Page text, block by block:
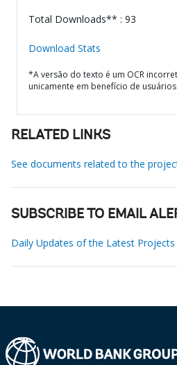
Total Downloads** : 93
Download Stats
*A versão do texto é um OCR
unicamente em benefício de
RELATED LINKS
See documents related to the
SUBSCRIBE TO EMAIL
Daily Updates of the Latest